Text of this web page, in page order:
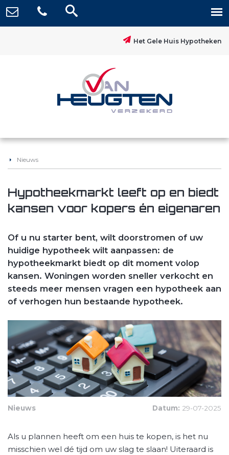
Het Gele Huis Hypotheken
Nieuws
Hypotheekmarkt leeft op en biedt
kansen voor kopers én eigenaren
Of u nu starter bent, wilt doorstromen of uw
huidige hypotheek wilt aanpassen: de
hypotheekmarkt biedt op dit moment volop
kansen. Woningen worden sneller verkocht en
steeds meer mensen vragen een hypotheek aan
of verhogen hun bestaande hypotheek.
Nieuws Datum: 29-07-2025
Als u plannen heeft om een huis te kopen, is het nu
misschien wel dé tijd om uw slag te slaan! Uiteraard is